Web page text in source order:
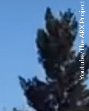
Youtube/The ARX Project